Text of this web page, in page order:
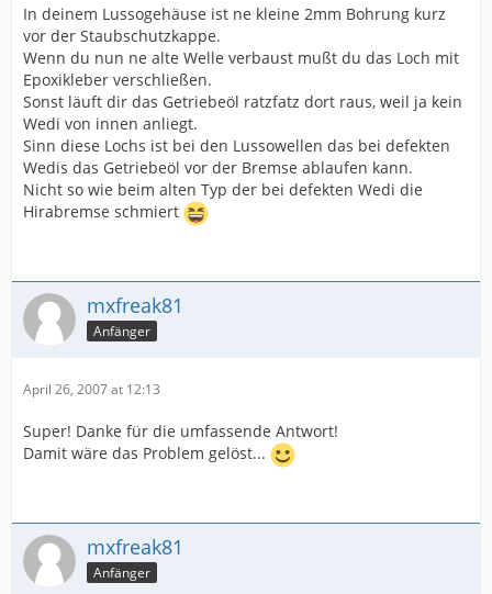
In deinem Lussogehäuse ist ne kleine 2mm Bohrung kurz
vor der Staubschutzkappe.
Wenn du nun ne alte Welle verbaust mußt du das Loch mit
Epoxikleber verschließen.
Sonst läuft dir das Getriebeöl ratzfatz dort raus, weil ja kein
Wedi von innen anliegt.
Sinn diese Lochs ist bei den Lussowellen das bei defekten
Wedis das Getriebeöl vor der Bremse ablaufen kann.
Nicht so wie beim alten Typ der bei defekten Wedi die
Hirabremse schmiert
mxfreak81
Anfänger
April 26, 2007 at 12:13
Super! Danke für die umfassende Antwort!
Damit wäre das Problem gelöst...
mxfreak81
Anfänger